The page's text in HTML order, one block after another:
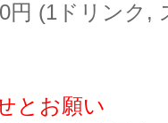
円 (1ドリンク,
とお願い